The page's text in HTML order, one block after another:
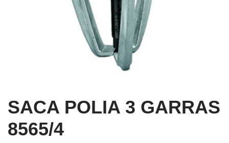
SACA POLIA 3 GARRAS
8565/4